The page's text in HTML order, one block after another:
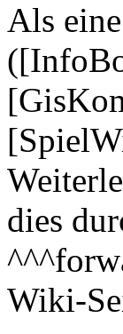
Als
dies
Wiki-